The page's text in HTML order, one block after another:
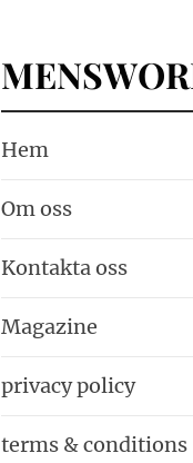
Hem
Om oss
Kontakta oss
Magazine
privacy policy
terms & conditions